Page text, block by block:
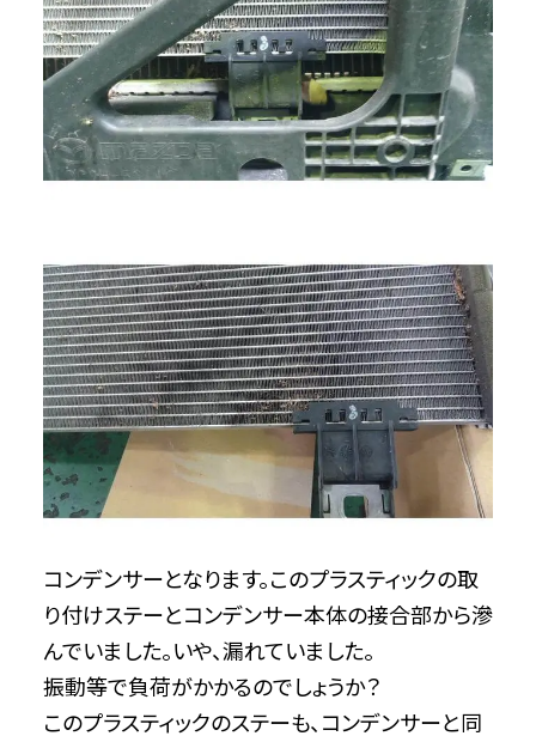
コンデンサーとなります。このプラスティックの取
り付けステーとコンデンサー本体の接合部から滲
んでいました。いや、漏れていました。
振動等で負荷がかかるのでしょうか？
このプラスティックのステーも、コンデンサーと同